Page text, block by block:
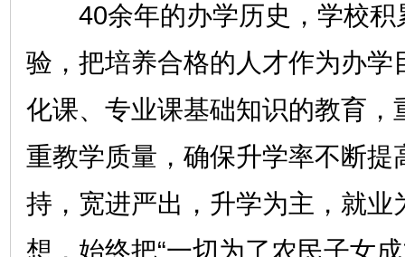
40余年的办学历史，学校积
验，把培养合格的人才作为办学
化课、专业课基础知识的教育，
重教学质量，确保升学率不断提
持，宽进严出，升学为主，就业
想，始终把“一切为了农民子女